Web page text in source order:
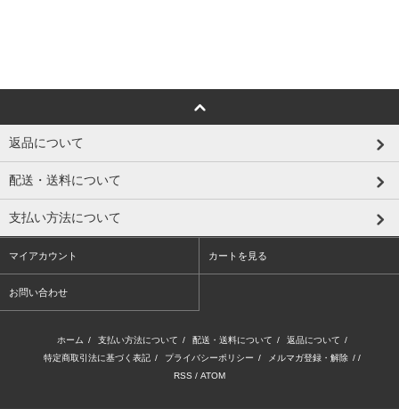
返品について
配送・送料について
支払い方法について
マイアカウント カートを見る
お問い合わせ
ホーム / 支払い方法について / 配送・送料について / 返品について /
特定商取引法に基づく表記 / プライバシーポリシー / メルマガ登録・解除 / /
RSS / ATOM